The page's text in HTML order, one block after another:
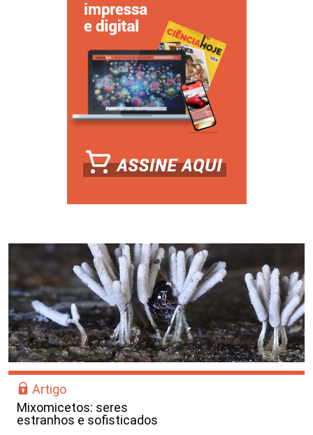
Artigo
Mixomicetos: seres
estranhos e sofisticados